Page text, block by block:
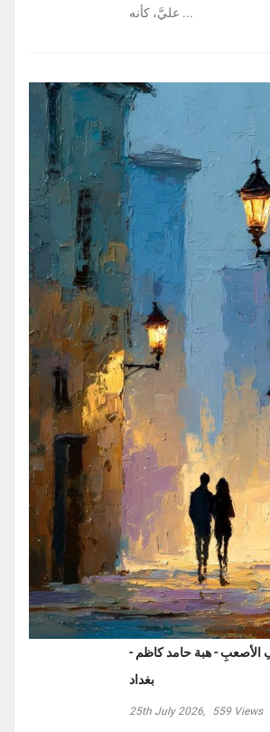
عليَّ، كأنه ...
الأصعبِ - هبة حامد كاظم -
بغداد
25th July 2026, 559Views